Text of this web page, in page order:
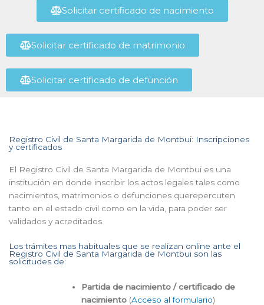
Solicitar certificado de nacimiento
Solicitar certificado de matrimonio
Solicitar certificado de defunción
Registro Civil de Santa Margarida de Montbui: Inscripciones
y certificados
El Registro Civil de Santa Margarida de Montbui es una
institución en donde inscribir los actos legales tales como
nacimientos, matrimonios o defunciones querepercuten
tanto en el estado civil como en la vida, para poder ser
validados y acreditados.
Los trámites mas habituales que se realizan online ante el
Registro Civil de Santa Margarida de Montbui son las
solicitudes de:
Partida de nacimiento / certificado de
nacimiento (Acceso al formulario)